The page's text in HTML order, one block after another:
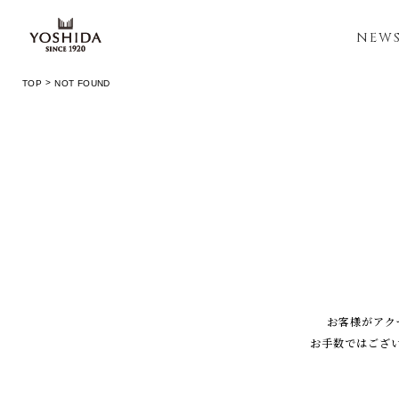
TOP NOT FOUND
お客様がア
お手数ではござ